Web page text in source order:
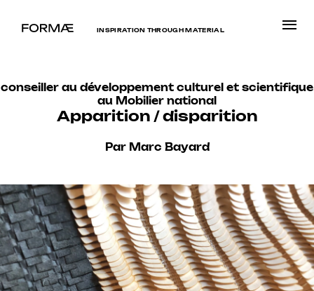
INSPIRATION THROUGH MATERIAL
conseiller au développement culturel et scientifique
au Mobilier national
Apparition / disparition
Par Marc Bayard